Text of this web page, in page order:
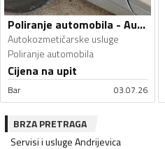
Poliranje automobila - Autokozmetičarske usluge
Autokozmetičarske usluge
Poliranje automobila
Cijena na upit
Bar 03.07.26
BRZA PRETRAGA
Servisi i uslugeAndrijevica